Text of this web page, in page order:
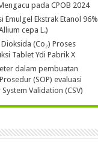
pada CPOB 2024
Emulgel Ekstrak Etanol 96%
cepa L.)
(Co₂) Proses
Tablet Ydi Pabrik X
dalam pembuatan
(SOP) evaluasi
Validation (CSV)